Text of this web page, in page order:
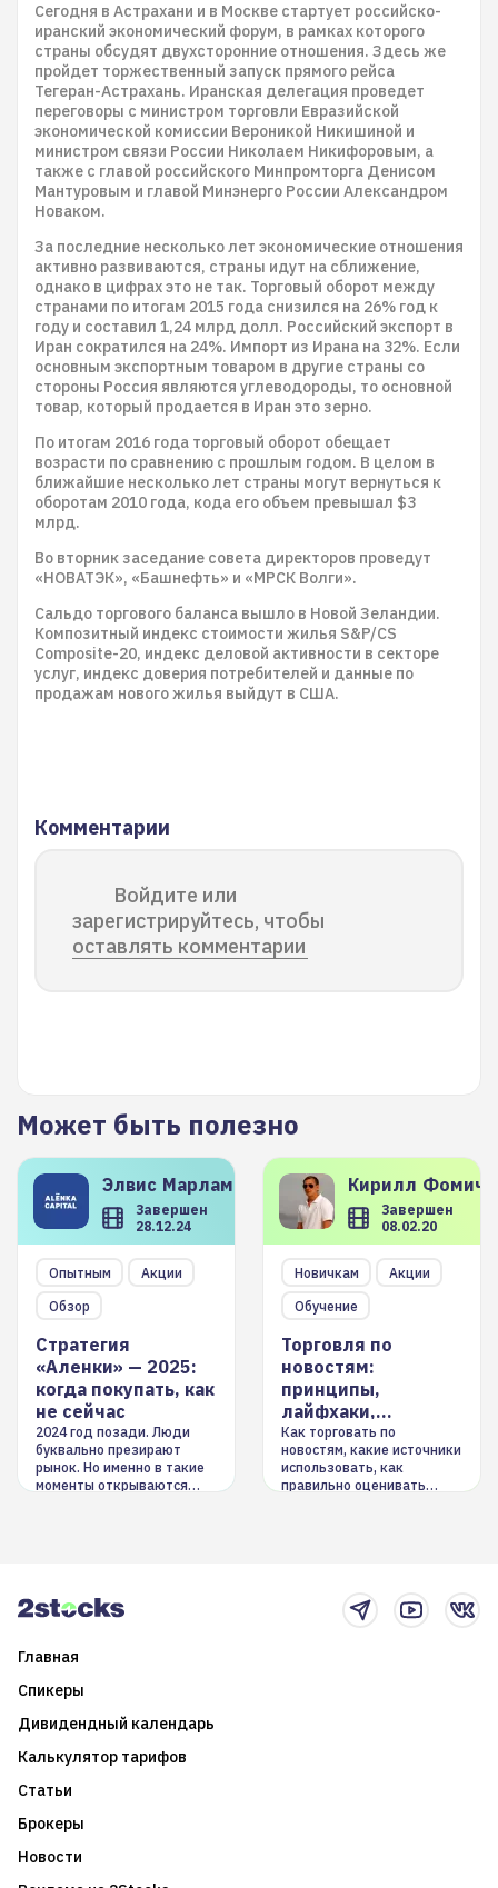
Сегодня в Астрахани и в Москве стартует российско-
иранский экономический форум, в рамках которого
страны обсудят двухсторонние отношения. Здесь же
пройдет торжественный запуск прямого рейса
Тегеран-Астрахань. Иранская делегация проведет
переговоры с министром торговли Евразийской
экономической комиссии Вероникой Никишиной и
министром связи России Николаем Никифоровым, а
также с главой российского Минпромторга Денисом
Мантуровым и главой Минэнерго России Александром
Новаком.
За последние несколько лет экономические отношения
активно развиваются, страны идут на сближение,
однако в цифрах это не так. Торговый оборот между
странами по итогам 2015 года снизился на 26% год к
году и составил 1,24 млрд долл. Российский экспорт в
Иран сократился на 24%. Импорт из Ирана на 32%. Если
основным экспортным товаром в другие страны со
стороны Россия являются углеводороды, то основной
товар, который продается в Иран это зерно.
По итогам 2016 года торговый оборот обещает
возрасти по сравнению с прошлым годом. В целом в
ближайшие несколько лет страны могут вернуться к
оборотам 2010 года, кода его объем превышал $3
млрд.
Во вторник заседание совета директоров проведут
«НОВАТЭК», «Башнефть» и «МРСК Волги».
Сальдо торгового баланса вышло в Новой Зеландии.
Композитный индекс стоимости жилья S&P/CS
Composite-20, индекс деловой активности в секторе
услуг, индекс доверия потребителей и данные по
продажам нового жилья выйдут в США.
Комментарии
Войдите или
зарегистрируйтесь, чтобы
оставлять комментарии
Может быть полезно
Элвис Марламов
Завершен
28.12.24
Опытным
Акции
Обзор
Стратегия
«Аленки» — 2025:
когда покупать, как
не сейчас
2024 год позади. Люди
буквально презирают
рынок. Но именно в такие
моменты открываются
Кирилл
Завершен
08.02.20
Новичкам
Акции
Обучение
Торговля по
новостям:
принципы,
лайфхаки,
инструменты
Как торговать по
новостям, какие источники
использовать, как
правильно оценивать
Главная
Спикеры
Дивидендный календарь
Калькулятор тарифов
Статьи
Брокеры
Новости